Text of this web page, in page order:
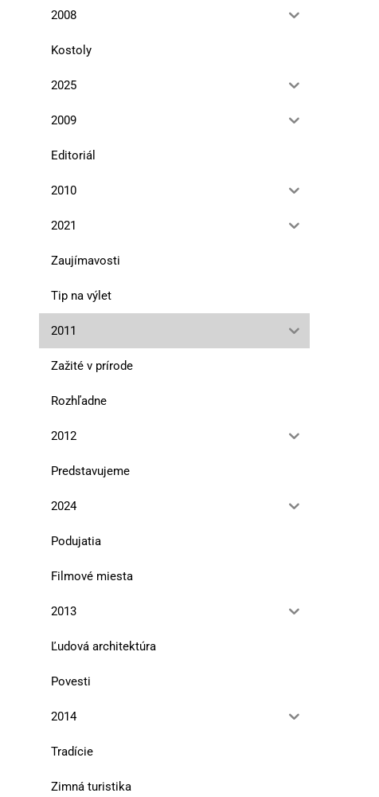
Maginhradom
2008
Kostoly
2025
2009
Editoriál
2010
2021
Zaujímavosti
Tip na výlet
2011
Zažité v prírode
Rozhľadne
2012
Predstavujeme
2024
Podujatia
Filmové miesta
2013
Ľudová architektúra
Povesti
2014
Tradície
Zimná turistika